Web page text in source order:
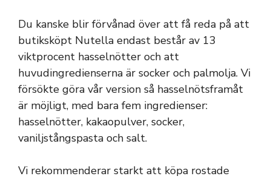
Du kanske blir förvånad över att få reda på att
butiksköpt Nutella endast består av 13
viktprocent hasselnötter och att
huvudingredienserna är socker och palmolja. Vi
försökte göra vår version så hasselnötsframåt
är möjligt, med bara fem ingredienser:
hasselnötter, kakaopulver, socker,
vaniljstångspasta och salt.
Vi rekommenderar starkt att köpa rostade